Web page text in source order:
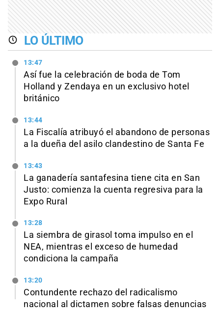
LO ÚLTIMO
13:47
Así fue la celebración de boda de Tom
Holland y Zendaya en un exclusivo hotel
británico
13:44
La Fiscalía atribuyó el abandono de personas
a la dueña del asilo clandestino de Santa Fe
13:43
La ganadería santafesina tiene cita en San
Justo: comienza la cuenta regresiva para la
Expo Rural
13:28
La siembra de girasol toma impulso en el
NEA, mientras el exceso de humedad
condiciona la campaña
13:20
Contundente rechazo del radicalismo
nacional al dictamen sobre falsas denuncias